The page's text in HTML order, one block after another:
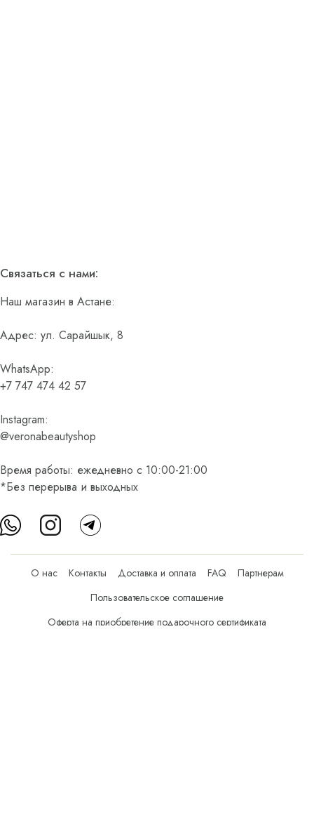
Связаться с нами:
Наш магазин в Астане:
Адрес: ул. Сарайшык, 8
WhatsApp:
+7 747 474 42 57
Instagram:
@veronabeautyshop
Время работы: ежедневно с 10:00-21:00
*Без перерыва и выходных
О нас Контакты Доставка и оплата FAQ
Партнерам
Пользовательское соглашение
Оферта на приобретение подарочного сертификата